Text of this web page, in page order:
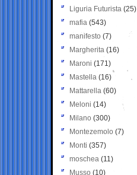
Liguria Futurista (25)
mafia (543)
manifesto (7)
Margherita (16)
Maroni (171)
Mastella (16)
Mattarella (60)
Meloni (14)
Milano (300)
Montezemolo (7)
Monti (357)
moschea (11)
Musso (10)